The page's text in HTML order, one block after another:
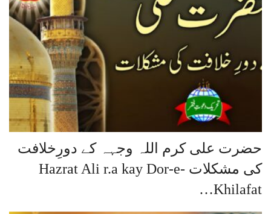
حضرت علی کرم اللہ وجہہ کے دورِخلافت
کی مشکلات Hazrat Ali r.a kay Dor-e-
Khilafat…